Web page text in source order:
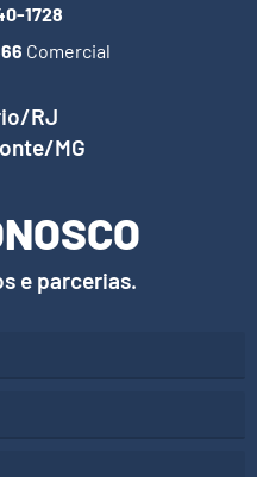
1728
Comercial
RJ
MG
e parcerias.